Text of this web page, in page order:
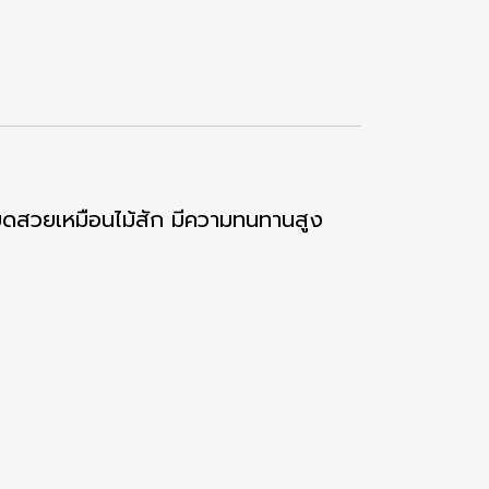
สวยเหมือนไม้สัก มีความทนทานสูง